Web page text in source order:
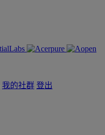
我的社群 登出